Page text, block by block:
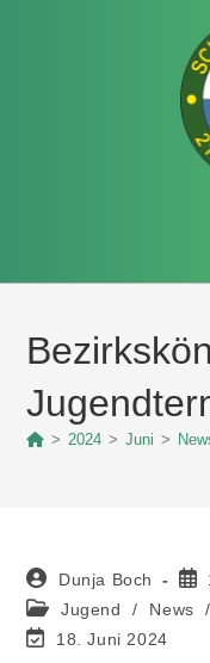
> 2024 > Juni >
Dunja Boch
Jugend
/ News /
18. Juni 2024